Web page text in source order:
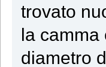
trovato
la camma
diametro